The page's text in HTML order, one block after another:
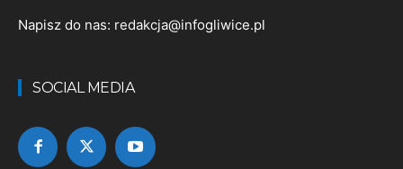
Napisz do nas: redakcja@infogliwice.pl
SOCIAL MEDIA